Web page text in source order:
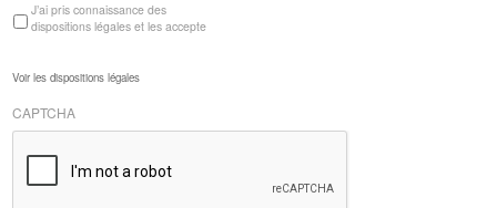
acceptés
:
pdf,
rtf.
J’ai pris connaissance des
dispositions légales et les accepte
Voir les dispositions légales
CAPTCHA